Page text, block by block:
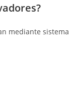
mediante